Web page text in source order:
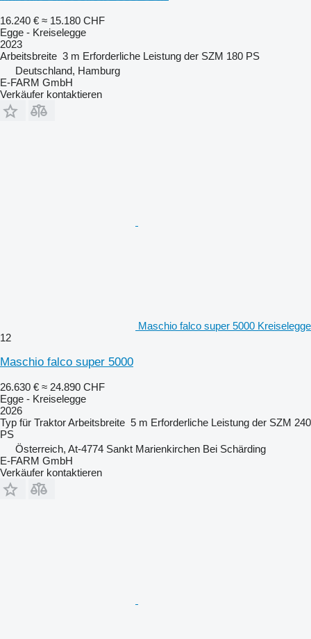
16.240 € ≈ 15.180 CHF
Egge - Kreiselegge
2023
Arbeitsbreite 3 m Erforderliche Leistung der SZM 180 PS
Deutschland, Hamburg
E-FARM GmbH
Verkäufer kontaktieren
Maschio falco super 5000 Kreiselegge
12
Maschio falco super 5000
26.630 € ≈ 24.890 CHF
Egge - Kreiselegge
2026
Typ für TraktorArbeitsbreite 5 m Erforderliche Leistung der SZM 240
PS
Österreich, At-4774 Sankt Marienkirchen Bei Schärding
E-FARM GmbH
Verkäufer kontaktieren